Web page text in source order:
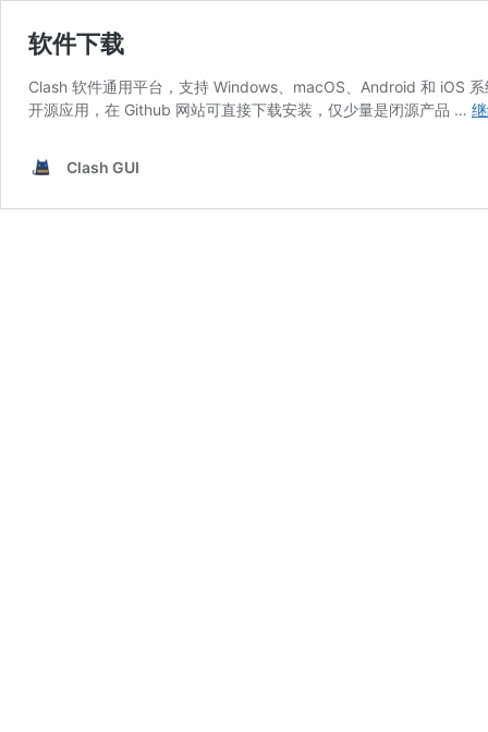
软件下载
Clash 软件通用平台，支持 Windows、macOS、Android 和 iOS
开源应用，在 Github 网站可直接下载安装，仅少量是闭源产品 …
Clash GUI